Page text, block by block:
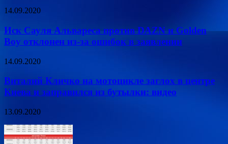
14.09.2020
Иск Сауля Альвареса против DAZN и Golden
Boy отклонен из-за ошибок в заявлении
14.09.2020
Виталий Кличко на мотоцикле заглох в центре
Киева и заправился из бутылки: видео
13.09.2020